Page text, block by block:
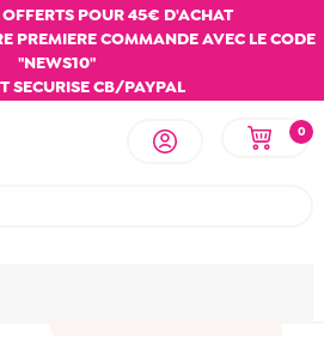
POUR 45€ D'ACHAT
PREMIERE COMMANDE AVEC LE CODE
"NEWS10"
SECURISE CB/PAYPAL
0